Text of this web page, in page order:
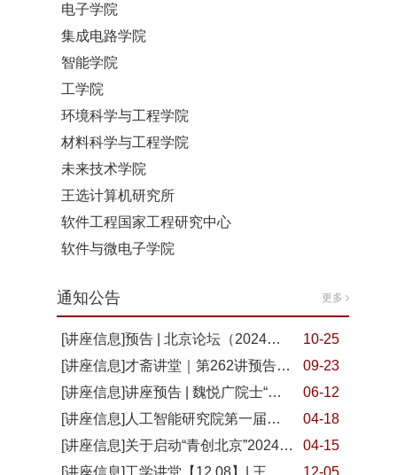
电子学院
集成电路学院
智能学院
工学院
环境科学与工程学院
材料科学与工程学院
未来技术学院
王选计算机研究所
软件工程国家工程研究中心
软件与微电子学院
通知公告 更多
[讲座信息]预告 | 北京论坛（2024）新工科专题论坛报名启动！
10-25
[讲座信息]才斋讲堂｜第262讲预告 从世界仿真到具身智能
09-23
[讲座信息]讲座预告 | 魏悦广院士“弘扬科学家精神，引领建功新时代——我的主要研究和工作经历分享”
06-12
[讲座信息]人工智能研究院第一届机器学习论坛通知
04-18
[讲座信息]关于启动“青创北京”2024年“挑战杯”首都大学生创业计划竞赛的通知
04-15
12-05